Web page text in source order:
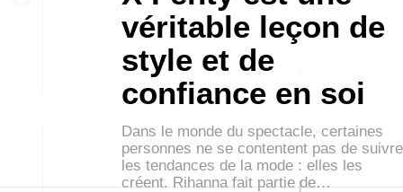
véritable leçon de
style et de
confiance en soi
Dans le monde du spectacle, certaines
personnes ne se contentent pas de suivre
les tendances de la mode : elles les
créent. Rihanna fait partie de…